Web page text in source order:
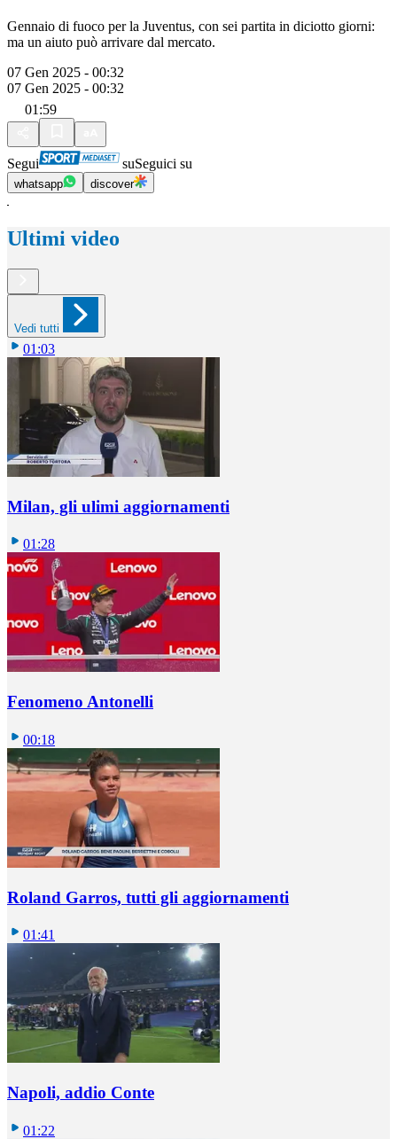
Gennaio di fuoco per la Juventus, con sei partita in diciotto giorni:
ma un aiuto può arrivare dal mercato.
07 Gen 2025 - 00:32
07 Gen 2025 - 00:32
01:59
Segui suSeguici su
whatsapp discover
Ultimi video
Vedi tutti
01:03
Milan, gli ulimi aggiornamenti
01:28
Fenomeno Antonelli
00:18
Roland Garros, tutti gli aggiornamenti
01:41
Napoli, addio Conte
01:22